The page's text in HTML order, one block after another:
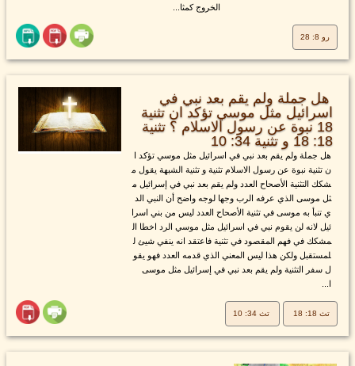
الخروج كمثا...
رو 8: 28
هل جملة ولم يقم بعد نبي في
اسرائيل مثل موسي تؤكد ان تثنية
18 نبوة عن رسول الاسلام ؟ تثنية
18: 18 و تثنية 34: 10
هل جملة ولم يقم بعد نبي في اسرائيل مثل موسي تؤكد ا
ن تثنية نبوة عن رسول الاسلام تثنية و تثنية الشبهة يقول م
شكك التثنية الأصحاح العدد ولم يقم بعد نبي في إسرائيل م
ثل موسى الذي عرفه الرب وجها لوجه واضح أن النبي الد
ي تنبأ به موسى في تثنية الأصحاح العدد ليس من بني اسرا
ئيل لانه لن يقوم نبي في اسرائيل مثل موسي الرد اخطا ال
مشكك في فهم المقصود في تثنية فاعتقد انه ينفي شيئ ل
لمستقبل ولكن هذا ليس المعني الذي قدمه العدد فهو يقو
ل سفر التثنية ولم يقم بعد نبي في إسرائيل مثل موسى
ا...
تث 18: 18 تث 34: 10